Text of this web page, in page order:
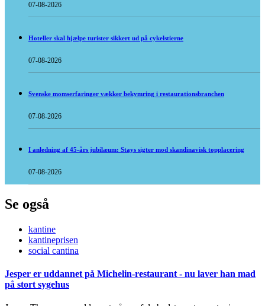
07-08-2026
Hoteller skal hjælpe turister sikkert ud på cykelstierne
07-08-2026
Svenske momserfaringer vækker bekymring i restaurationsbranchen
07-08-2026
I anledning af 45-års jubilæum: Stays sigter mod skandinavisk topplacering
07-08-2026
Se også
kantine
kantineprisen
social cantina
Jesper er uddannet på Michelin-restaurant - nu laver han mad
på stort sygehus